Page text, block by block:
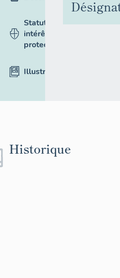
Statut,
intérêt et
protection
Illustrations
Historique